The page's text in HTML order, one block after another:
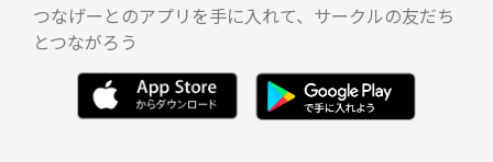
つなげーとのアプリを手に入れて、サークルの友だち
とつながろう